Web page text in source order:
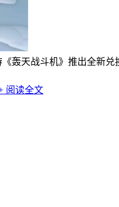
轰天战斗机》推出全新
阅读全文